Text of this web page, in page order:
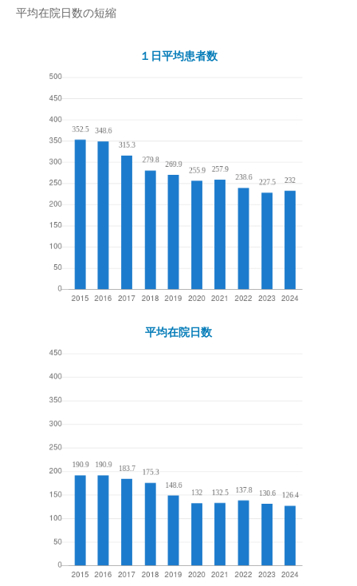
平均在院日数の短縮
１日平均患者数
平均在院日数